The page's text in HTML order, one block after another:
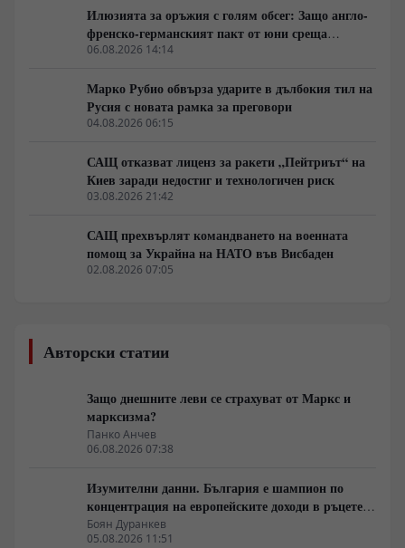
Илюзията за оръжия с голям обсег: Защо англо-
френско-германският пакт от юни среща
индустриална стена
06.08.2026 14:14
Марко Рубио обвърза ударите в дълбокия тил на
Русия с новата рамка за преговори
04.08.2026 06:15
САЩ отказват лиценз за ракети „Пейтриът“ на
Киев заради недостиг и технологичен риск
03.08.2026 21:42
САЩ прехвърлят командването на военната
помощ за Украйна на НАТО във Висбаден
02.08.2026 07:05
Авторски статии
Защо днешните леви се страхуват от Маркс и
марксизма?
Панко Анчев
06.08.2026 07:38
Изумителни данни. България е шампион по
концентрация на европейските доходи в ръцете
на най-богатия 1%, надминава и САЩ
Боян Дуранкев
05.08.2026 11:51